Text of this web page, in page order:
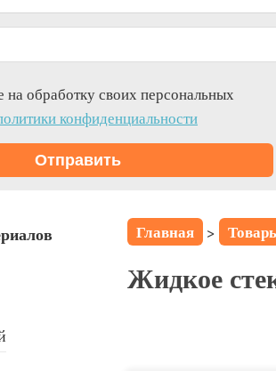
на обработку своих персональных
конфиденциальности
Главная >
Жидкое